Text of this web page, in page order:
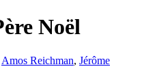
Noël
Amos Reichman, Jérôme